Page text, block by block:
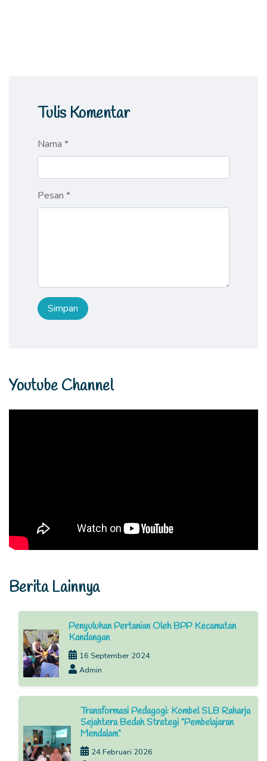
Tulis Komentar
Nama *
Pesan *
Youtube Channel
Berita Lainnya
Penyuluhan Pertanian Oleh BPP Kecamatan
Kandangan
16 September 2024
Admin
Transformasi Pedagogi: Kombel SLB Raharja
Sejahtera Bedah Strategi "Pembelajaran
Mendalam"
24 Februari 2026